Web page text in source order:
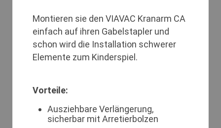
Montieren sie den VIAVAC Kranarm CA
einfach auf ihren Gabelstapler und
schon wird die Installation schwerer
Elemente zum Kinderspiel.
Vorteile:
Ausziehbare Verlängerung,
sicherbar mit Arretierbolzen